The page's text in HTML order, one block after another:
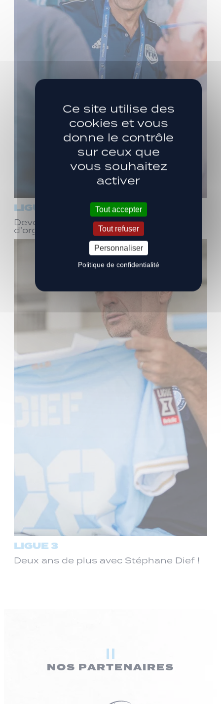
LIGUE 3
Devenez bénévole ! Réunion
d’organisation le samedi 8 août
LIGUE 3
Deux ans de plus avec Stéphane Dief !
NOS PARTENAIRES
Ce site utilise des
cookies et vous
donne le contrôle
sur ceux que
vous souhaitez
activer
Tout accepter
Tout refuser
Personnaliser
Politique de confidentialité